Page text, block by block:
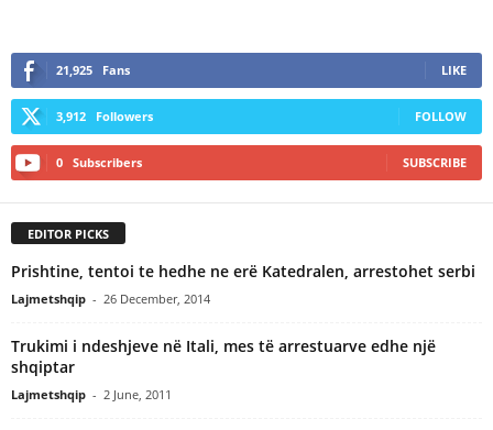
21,925 Fans LIKE
3,912 Followers FOLLOW
0 Subscribers SUBSCRIBE
EDITOR PICKS
Prishtine, tentoi te hedhe ne erë Katedralen, arrestohet serbi
Lajmetshqip - 26 December, 2014
Trukimi i ndeshjeve në Itali, mes të arrestuarve edhe një
shqiptar
Lajmetshqip - 2 June, 2011